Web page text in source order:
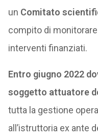
un Comitato
compito di monitorare
interventi finanziati.
Entro giugno 2022
soggetto attuatore
tutta la gestione
all’istruttoria ex ante